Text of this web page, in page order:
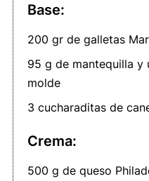
Base:
200 gr de galletas
95 g de mantequilla y
molde
3 cucharaditas de
Crema:
500 g de queso